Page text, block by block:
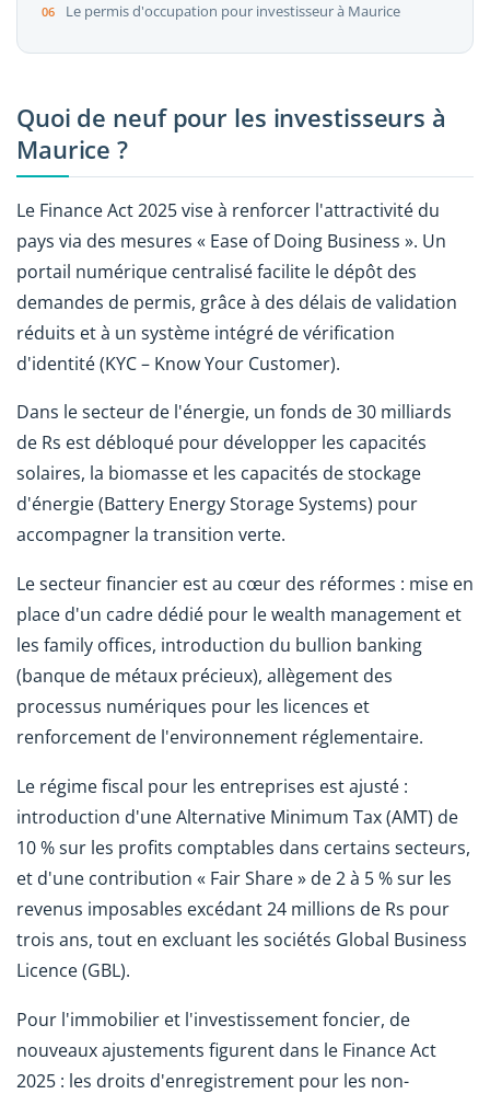
Le permis d'occupation pour investisseur à Maurice
Quoi de neuf pour les investisseurs à
Maurice ?
Le Finance Act 2025 vise à renforcer l'attractivité du
pays via des mesures « Ease of Doing Business ». Un
portail numérique centralisé facilite le dépôt des
demandes de permis, grâce à des délais de validation
réduits et à un système intégré de vérification
d'identité (KYC – Know Your Customer).
Dans le secteur de l'énergie, un fonds de 30 milliards
de Rs est débloqué pour développer les capacités
solaires, la biomasse et les capacités de stockage
d'énergie (Battery Energy Storage Systems) pour
accompagner la transition verte.
Le secteur financier est au cœur des réformes : mise en
place d'un cadre dédié pour le wealth management et
les family offices, introduction du bullion banking
(banque de métaux précieux), allègement des
processus numériques pour les licences et
renforcement de l'environnement réglementaire.
Le régime fiscal pour les entreprises est ajusté :
introduction d'une Alternative Minimum Tax (AMT) de
10 % sur les profits comptables dans certains secteurs,
et d'une contribution « Fair Share » de 2 à 5 % sur les
revenus imposables excédant 24 millions de Rs pour
trois ans, tout en excluant les sociétés Global Business
Licence (GBL).
Pour l'immobilier et l'investissement foncier, de
nouveaux ajustements figurent dans le Finance Act
2025 : les droits d'enregistrement pour les non-